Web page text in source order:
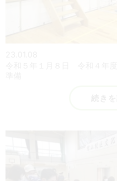
令和５年１月８日 令和４年
続き